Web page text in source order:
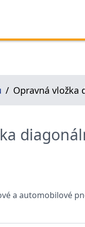
Opravná vložka
a automobilové